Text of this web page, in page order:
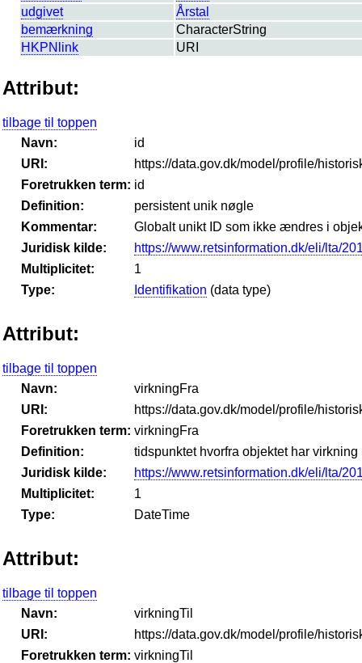
udgivet
Årstal
bemærkning
CharacterString
HKPNlink
URI
Attribut:
tilbage til toppen
Navn:
id
URI:
https://data.gov.dk/model/profile/
Foretrukken term: id
Definition:
persistent unik nøgle
Kommentar:
Globalt unikt ID som ikke ændres i
Juridisk kilde:
https://www.retsinformation.dk/eli/lta/
Multiplicitet:
1
Type:
Identifikation (data type)
Attribut:
tilbage til toppen
Navn:
virkningFra
URI:
https://data.gov.dk/model/profile/
Foretrukken term: virkningFra
Definition:
tidspunktet hvorfra objektet har virkning
Juridisk kilde:
https://www.retsinformation.dk/eli/lta/
Multiplicitet:
1
Type:
DateTime
Attribut:
tilbage til toppen
Navn:
virkningTil
URI:
https://data.gov.dk/model/profile/
Foretrukken term: virkningTil